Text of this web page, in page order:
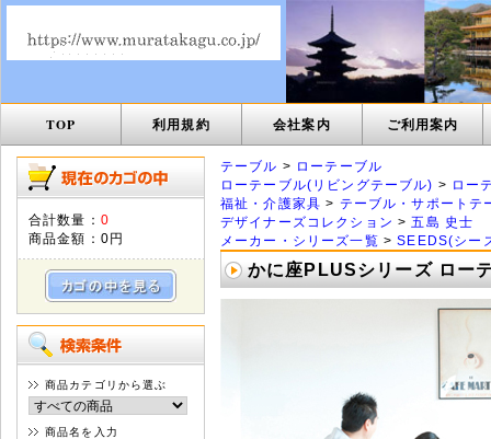
TOP 利用規約 会社案内 ご利用案内
合計数量： 0
商品金額： 0円
商品カテゴリから選ぶ
商品名を入力
テーブル > ローテーブル
ローテーブル(リビングテーブル) > ロー
福祉・介護家具 > テーブル・サポートテ
デザイナーズコレクション >五島 史士
メーカー・シリーズ一覧 >SEEDS(シー
かに座PLUSシリーズ ロー